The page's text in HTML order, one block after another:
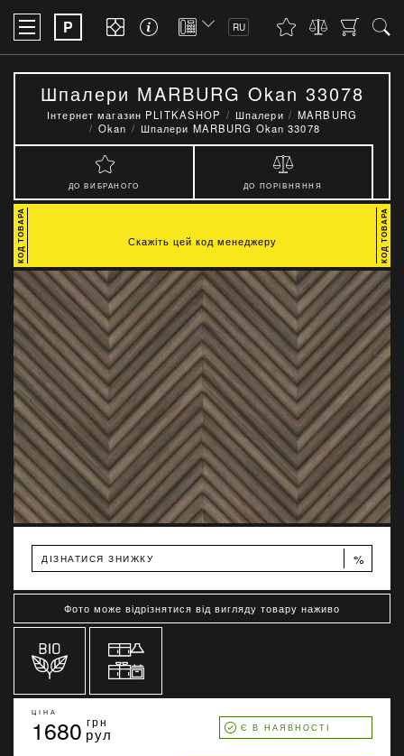
P RU
Шпалери MARBURG Okan 33078
Інтернет магазин PLITKASHOP Шпалери
MARBURG
Okan
Шпалери MARBURG Okan 33078
ДО ВИБРАНОГО ДО ПОРІВНЯННЯ
ДІЗНАТИСЯ ЗНИЖКУ %
Фото може відрізнятися від вигляду товару наживо
ЦІНА
1680 грн
рул Є В НАЯВНОСТІ
Скажіть цей код менеджеру